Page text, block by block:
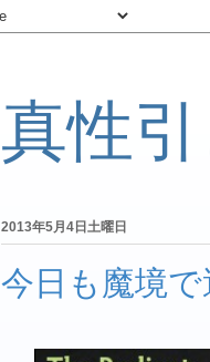
真性
2013年5月4日土曜日
今日も魔境で